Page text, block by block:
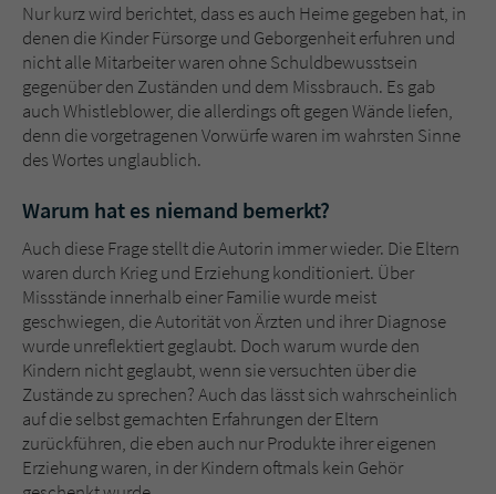
Nur kurz wird berichtet, dass es auch Heime gegeben hat, in
denen die Kinder Fürsorge und Geborgenheit erfuhren und
nicht alle Mitarbeiter waren ohne Schuldbewusstsein
gegenüber den Zuständen und dem Missbrauch. Es gab
auch Whistleblower, die allerdings oft gegen Wände liefen,
denn die vorgetragenen Vorwürfe waren im wahrsten Sinne
des Wortes unglaublich.
Warum hat es niemand bemerkt?
Auch diese Frage stellt die Autorin immer wieder. Die Eltern
waren durch Krieg und Erziehung konditioniert. Über
Missstände innerhalb einer Familie wurde meist
geschwiegen, die Autorität von Ärzten und ihrer Diagnose
wurde unreflektiert geglaubt. Doch warum wurde den
Kindern nicht geglaubt, wenn sie versuchten über die
Zustände zu sprechen? Auch das lässt sich wahrscheinlich
auf die selbst gemachten Erfahrungen der Eltern
zurückführen, die eben auch nur Produkte ihrer eigenen
Erziehung waren, in der Kindern oftmals kein Gehör